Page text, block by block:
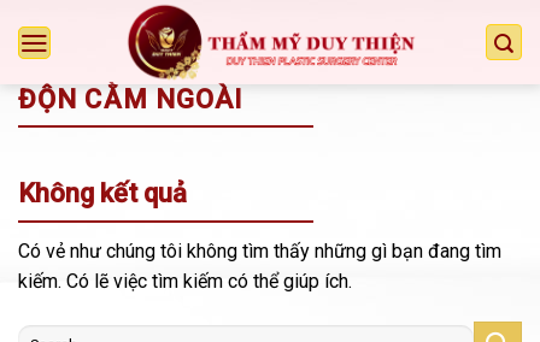
đến
dung
ĐỘN CẰM NGOÀI
Không kết quả
Có vẻ như chúng tôi không tìm thấy những gì bạn đang tìm
kiếm. Có lẽ việc tìm kiếm có thể giúp ích.